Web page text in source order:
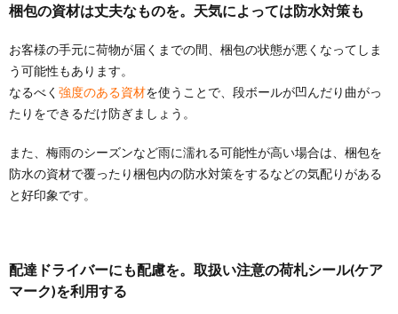
梱包の資材は丈夫なものを。天気によっては防水対策も
お客様の手元に荷物が届くまでの間、梱包の状態が悪くなってしま
う可能性もあります。
なるべく 強度のある資材を使うことで、段ボールが凹んだり曲がっ
たりをできるだけ防ぎましょう。
また、梅雨のシーズンなど雨に濡れる可能性が高い場合は、梱包を
防水の資材で覆ったり梱包内の防水対策をするなどの気配りがある
と好印象です。
配達ドライバーにも配慮を。取扱い注意の荷札シール(ケア
マーク)を利用する